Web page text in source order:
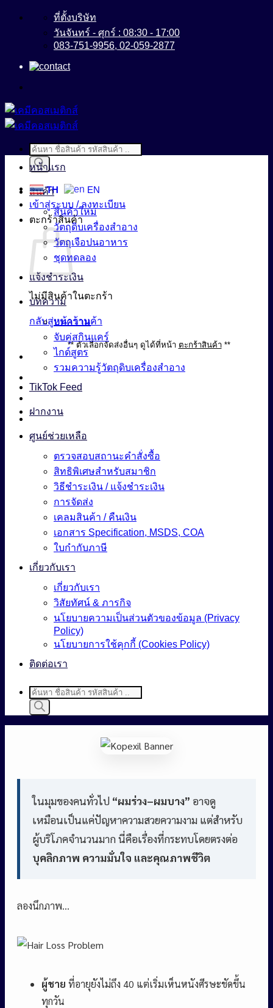
ข้าม
เนื้อหา
ที่ตั้งบริษัท
วันจันทร์ - ศุกร์ : 08:30 - 17:00
083-751-9956, 02-059-2877
Products
search
TH
EN
เข้าสู่ระบบ / ลงทะเบียน
ตะกร้าสินค้า
ไม่มีสินค้าในตะกร้า
กลับสู่หน้าร้านค้า
** ตัวเลือกจัดส่งอื่นๆ ดูได้ที่หน้า ตะกร้าสินค้า**
หน้าแรก
สินค้า
สินค้าใหม่
วัตถุดิบเครื่องสำอาง
วัตถุเจือปนอาหาร
ชุดทดลอง
แจ้งชำระเงิน
บทความ
บทความ
จับคู่สกินแคร์
ไกด์สูตร
รวมความรู้วัตถุดิบเครื่องสำอาง
TikTok Feed
ฝากงาน
ศูนย์ช่วยเหลือ
ตรวจสอบสถานะคำสั่งซื้อ
สิทธิพิเศษสำหรับสมาชิก
วิธีชำระเงิน / แจ้งชำระเงิน
การจัดส่ง
เคลมสินค้า / คืนเงิน
เอกสาร Specification, MSDS, COA
ใบกำกับภาษี
เกี่ยวกับเรา
เกี่ยวกับเรา
วิสัยทัศน์ & ภารกิจ
นโยบายความเป็นส่วนตัวของข้อมูล (Privacy
Policy)
นโยบายการใช้คุกกี้ (Cookies Policy)
ติดต่อเรา
Products
search
ในมุมของคนทั่วไป “ผมร่วง–ผมบาง” อาจดู
เหมือนเป็นแค่ปัญหาความสวยความงาม แต่สำหรับ
ผู้บริโภคจำนวนมาก นี่คือเรื่องที่กระทบโดยตรงต่อ
บุคลิกภาพ ความมั่นใจ และคุณภาพชีวิต
ลองนึกภาพ…
ผู้ชาย ที่อายุยังไม่ถึง 40 แต่เริ่มเห็นหนังศีรษะชัดขึ้น
ทุกวัน